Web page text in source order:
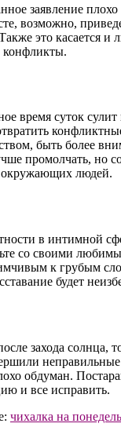
заявление плохо
возможно,
это касается и
конфликты.
время суток
быть более
промолчать, но
людей.
в интимной
со своими
к грубым
будет
захода солнца,
обдуман.
и все исправить.
чихалка на